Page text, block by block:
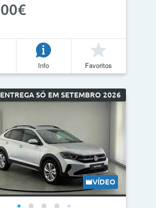
270.000km
300g/km
Info Favoritos
ENTREGA SÓ EM SETEMBRO 2026
VÍDEO